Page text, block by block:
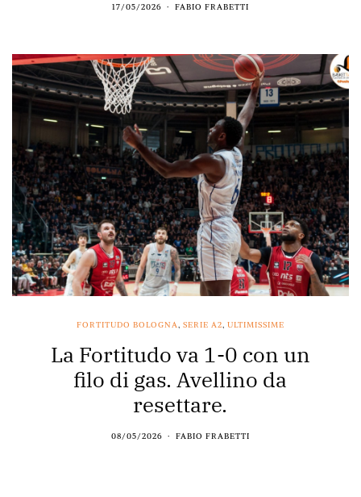
17/05/2026 FABIO FRABETTI
FORTITUDO BOLOGNA, SERIE A2, ULTIMISSIME
La Fortitudo va 1-0 con un
filo di gas. Avellino da
resettare.
08/05/2026 FABIO FRABETTI